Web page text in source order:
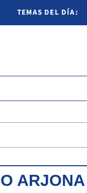
TEMAS DEL DÍA:
ARJONA